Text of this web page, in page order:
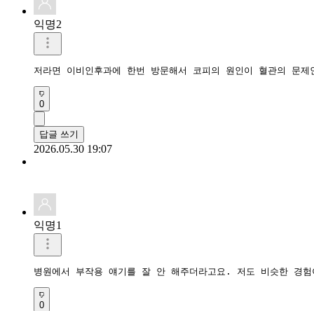
익명2
저라면 이비인후과에 한번 방문해서 코피의 원인이 혈관의 문
0
답글 쓰기
2026.05.30 19:07
익명1
병원에서 부작용 얘기를 잘 안 해주더라고요. 저도 비슷한 경
0